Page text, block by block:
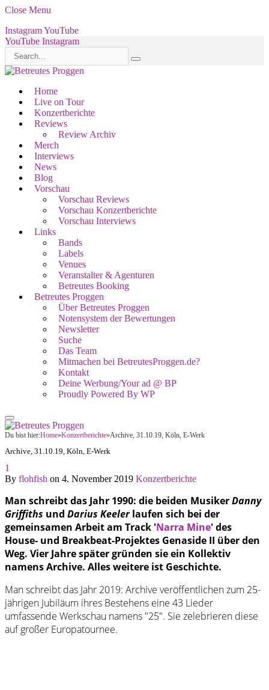
Close Menu
InstagramYouTube
YouTube Instagram
Home
Live on Tour
Konzertberichte
Reviews
Review Archiv
Merch
Interviews
News
Blog
Vorschau
Vorschau Reviews
Vorschau Konzertberichte
Vorschau Interviews
Links
Bands
Labels
Venues
Veranstalter & Agenturen
Betreutes Booking
Betreutes Proggen
Über Betreutes Proggen
Notensystem der Bewertungen
Newsletter
Suche
Das Team
Mitmachen bei BetreutesProggen.de?
Kontakt
Deine Werbung/Your ad @ BP
Proudly Powered By WP
Du bist hier:Home»Konzertberichte»Archive, 31.10.19, Köln, E-Werk
Archive, 31.10.19, Köln, E-Werk
1
By flohfish on 4. November 2019 Konzertberichte
Man schreibt das Jahr 1990: die beiden MusikerDanny
Griffiths und Darius Keelerlaufen sich bei der
gemeinsamen Arbeit am Track 'Narra Mine' des
House- und Breakbeat-Projektes Genaside II über den
Weg. Vier Jahre später gründen sie ein Kollektiv
namens Archive. Alles weitere ist Geschichte.
Man schreibt das Jahr 2019: Archive veröffentlichen zum 25-
jährigen Jubiläum ihres Bestehens eine 43 Lieder
umfassende Werkschau namens "25". Sie zelebrieren diese
auf großer Europatournee.